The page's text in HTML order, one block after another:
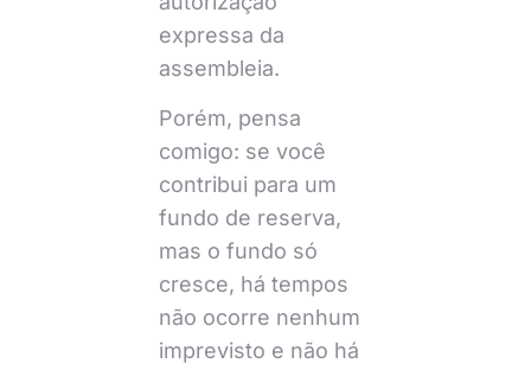
expressa da
assembleia.
Porém, pensa
comigo: se você
contribui para um
fundo de reserva,
mas o fundo só
cresce, há tempos
não ocorre nenhum
imprevisto e não há